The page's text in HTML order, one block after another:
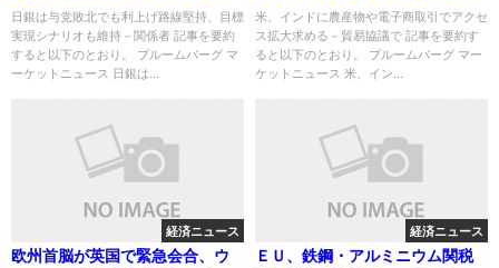
－関係者
日銀は与党敗北でも利上げ路線堅持、目標
実現シナリオも維持－関係者 記事を要約
すると以下のとおり。 ブルームバーグ マ
ーケットニュース 日銀は...
協議で
米、インドに農産物や電子商取引でアクセ
ス拡大求める－貿易協議で 記事を要約す
ると以下のとおり。 ブルームバーグ マー
ケットニュース 米、イン...
経済ニュース
欧州首脳が英国で緊急会合、ウ
経済ニュース
ＥＵ、鉄鋼・アルミニウム関税